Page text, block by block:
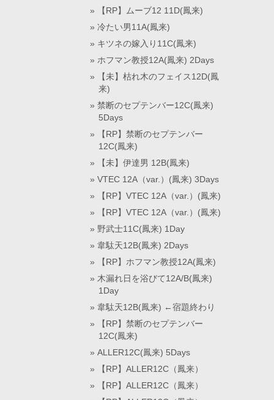
【RP】ムーブ12 11D(鳳来)
冷たい男11A(鳳来)
キツネの嫁入り11C(鳳来)
ホフマン教授12A(鳳来) 2Days
【未】枯れ木のフェイス12D(鳳
来)
禁断のセプテンバー12C(鳳来)
5Days
【RP】禁断のセプテンバー
12C(鳳来)
【未】伊達男 12B(鳳来)
VTEC 12A（var.）(鳳来) 3Days
【RP】VTEC 12A（var.）(鳳来)
【RP】VTEC 12A（var.）(鳳来)
野武士11C(鳳来) 1Day
韋駄天12B(鳳来) 2Days
【RP】ホフマン教授12A(鳳来)
木漏れ日を浴びて12A/B(鳳来)
1Day
韋駄天12B(鳳来) ←宿題終わり
【RP】禁断のセプテンバー
12C(鳳来)
ALLER12C(鳳来) 5Days
【RP】ALLER12C（鳳来）
【RP】ALLER12C（鳳来）